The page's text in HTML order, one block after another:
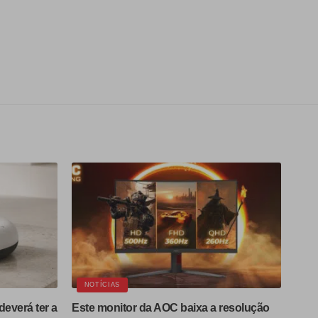
ter a
NOTÍCIAS
Este monitor da AOC baixa a resolução